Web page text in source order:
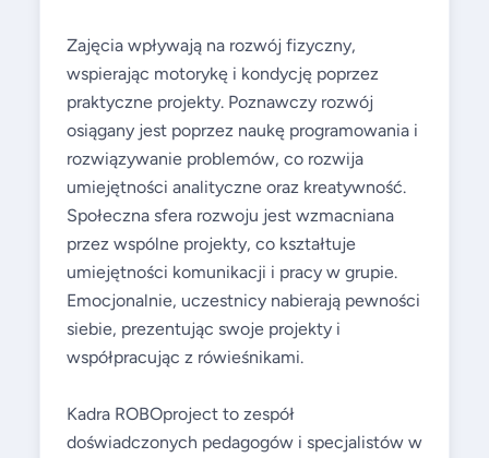
Zajęcia wpływają na rozwój fizyczny,
wspierając motorykę i kondycję poprzez
praktyczne projekty. Poznawczy rozwój
osiągany jest poprzez naukę programowania i
rozwiązywanie problemów, co rozwija
umiejętności analityczne oraz kreatywność.
Społeczna sfera rozwoju jest wzmacniana
przez wspólne projekty, co kształtuje
umiejętności komunikacji i pracy w grupie.
Emocjonalnie, uczestnicy nabierają pewności
siebie, prezentując swoje projekty i
współpracując z rówieśnikami.
Kadra ROBOproject to zespół
doświadczonych pedagogów i specjalistów w